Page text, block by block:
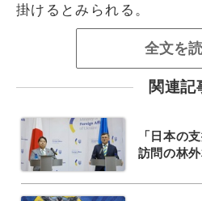
掛けるとみられる。
全文を
関連記
「日本の
訪問の林